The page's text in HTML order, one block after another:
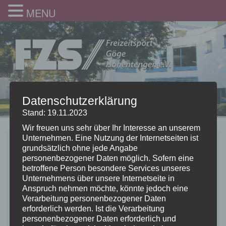
Die Sommerkurse
starten nach den
Osterferien – schnell
noch anmelden!
MENU
Datenschutzerklärung
Stand: 19.11.2023
Wir freuen uns sehr über Ihr Interesse an unserem
Unternehmen. Eine Nutzung der Internetseiten ist
grundsätzlich ohne jede Angabe
personenbezogener Daten möglich. Sofern eine
betroffene Person besondere Services unseres
Unternehmens über unsere Internetseite in
Anspruch nehmen möchte, könnte jedoch eine
Verarbeitung personenbezogener Daten
erforderlich werden. Ist die Verarbeitung
personenbezogener Daten erforderlich und